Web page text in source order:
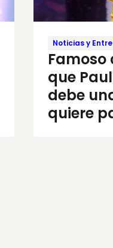
Noticias y
que
debe
quiere